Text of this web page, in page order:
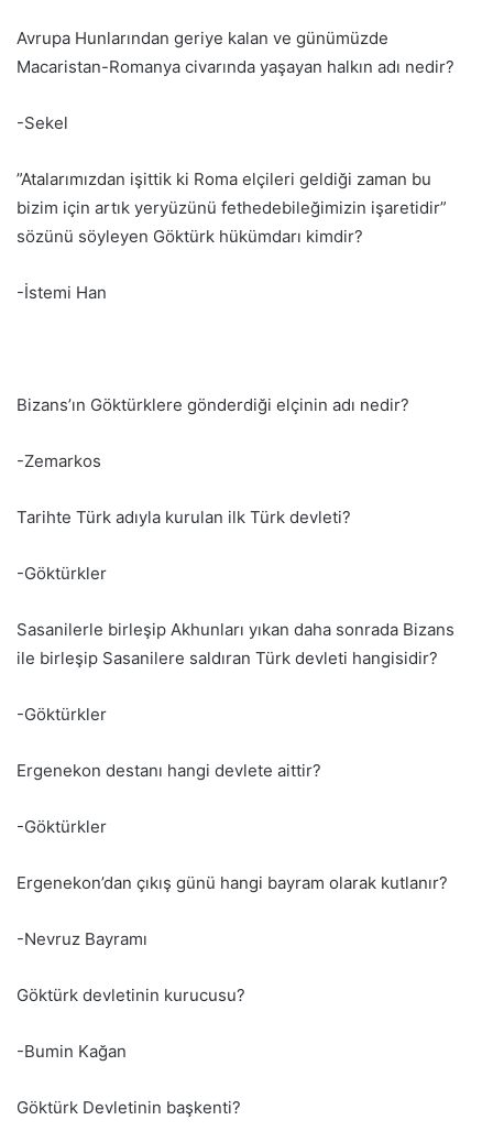
Avrupa Hunlarından geriye kalan ve günümüzde
Macaristan-Romanya civarında yaşayan halkın adı nedir?
-Sekel
”Atalarımızdan işittik ki Roma elçileri geldiği zaman bu
bizim için artık yeryüzünü fethedebileğimizin işaretidir”
sözünü söyleyen Göktürk hükümdarı kimdir?
-İstemi Han
Bizans’ın Göktürklere gönderdiği elçinin adı nedir?
-Zemarkos
Tarihte Türk adıyla kurulan ilk Türk devleti?
-Göktürkler
Sasanilerle birleşip Akhunları yıkan daha sonrada Bizans
ile birleşip Sasanilere saldıran Türk devleti hangisidir?
-Göktürkler
Ergenekon destanı hangi devlete aittir?
-Göktürkler
Ergenekon’dan çıkış günü hangi bayram olarak kutlanır?
-Nevruz Bayramı
Göktürk devletinin kurucusu?
-Bumin Kağan
Göktürk Devletinin başkenti?